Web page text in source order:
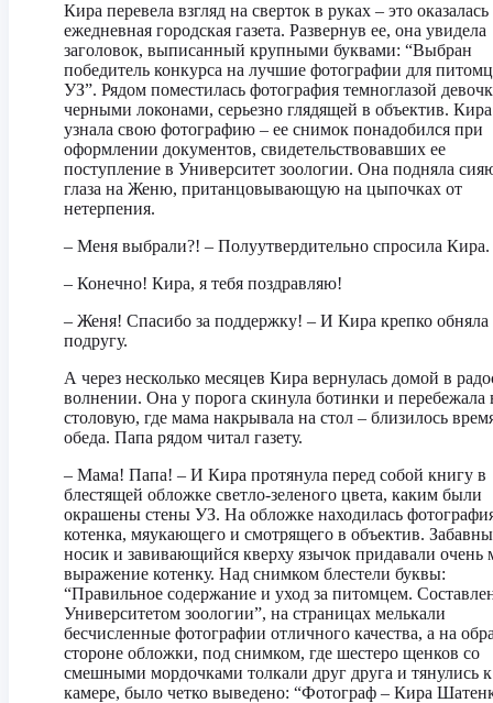
Кира перевела взгляд на сверток в руках – это оказалась
ежедневная городская газета. Развернув ее, она увидела
заголовок, выписанный крупными буквами: “Выбран
победитель конкурса на лучшие фотографии для
УЗ”. Рядом поместилась фотография темноглазой
черными локонами, серьезно глядящей в объектив. Кира
узнала свою фотографию – ее снимок понадобился при
оформлении документов, свидетельствовавших ее
поступление в Университет зоологии. Она подняла
глаза на Женю, пританцовывающую на цыпочках от
нетерпения.
– Меня выбрали?! – Полуутвердительно спросила Кира.
– Конечно! Кира, я тебя поздравляю!
– Женя! Спасибо за поддержку! – И Кира крепко обняла
подругу.
А через несколько месяцев Кира вернулась домой в
волнении. Она у порога скинула ботинки и перебежала
столовую, где мама накрывала на стол – близилось
обеда. Папа рядом читал газету.
– Мама! Папа! – И Кира протянула перед собой книгу в
блестящей обложке светло-зеленого цвета, каким были
окрашены стены УЗ. На обложке находилась
котенка, мяукающего и смотрящего в объектив.
носик и завивающийся кверху язычок придавали очень
выражение котенку. Над снимком блестели буквы:
“Правильное содержание и уход за питомцем.
Университетом зоологии”, на страницах мелькали
бесчисленные фотографии отличного качества, а на
стороне обложки, под снимком, где шестеро щенков со
смешными мордочками толкали друг друга и тянулись к
камере, было четко выведено: “Фотограф – Кира